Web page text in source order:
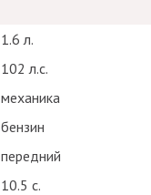
1.6 л.
102 л.с.
механика
бензин
передний
10.5 с.